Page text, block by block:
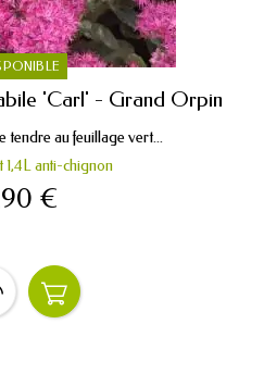
'Carl' - Grand Orpin
tendre au feuillage vert...
1,4L anti-chignon
€